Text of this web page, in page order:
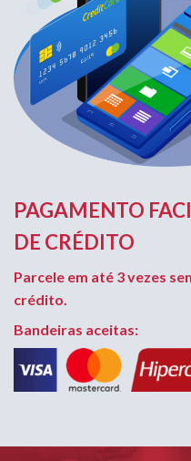
PAGAMENTO
DE CRÉDITO
Parcele em até 3 vezes
crédito.
Bandeiras aceitas: